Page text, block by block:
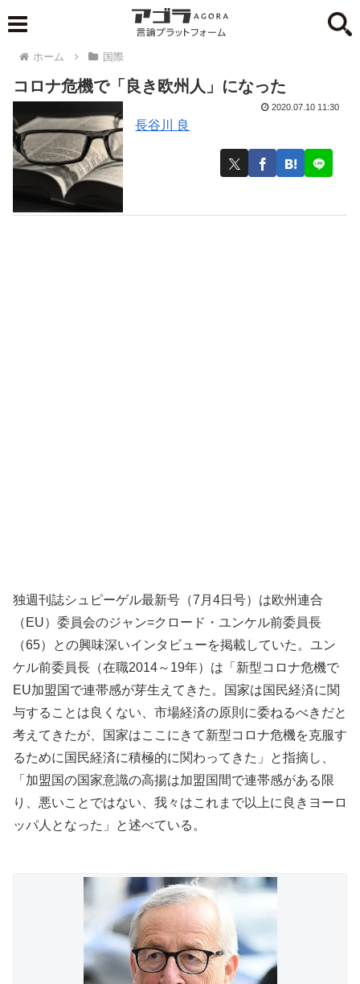
ホーム 国際
コロナ危機で「良き欧州人」になった
長谷川 良
2020.07.10 11:30
独週刊誌シュピーゲル最新号（7月4日号）は欧州連合
（EU）委員会のジャン=クロード・ユンケル前委員長
（65）との興味深いインタビューを掲載していた。ユン
ケル前委員長（在職2014～19年）は「新型コロナ危機で
EU加盟国で連帯感が芽生えてきた。国家は国民経済に関
与することは良くない、市場経済の原則に委ねるべきだと
考えてきたが、国家はここにきて新型コロナ危機を克服す
るために国民経済に積極的に関わってきた」と指摘し、
「加盟国の国家意識の高揚は加盟国間で連帯感がある限
り、悪いことではない、我々はこれまで以上に良きヨーロ
ッパ人となった」と述べている。